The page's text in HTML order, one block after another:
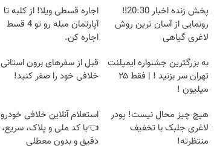
پخش زنده اخبار 20:30‼️
رونمایی از آسان ترین روش
لاغری گیاهی
اجاره‌ قسطی ویلا! از کلبه تا
آپارتمان مبله رو تو 4 قسط
اجاره کن.
به بزرگترین جشنواره ایمپلنت
تهران سر بزنید ! | فقط ۲۵
میلیون !
قبل از سفرهای برون استانی
خلافی خود را صفر کنید!
هیچ چیز محال نیست! پودر
لاغری جلبک با تخفیف
منتظرته!
استعلام آنلاین خلافی خودرو
👈با کد ملی و پلاک، سریع،
دقیق و بدون معطلی